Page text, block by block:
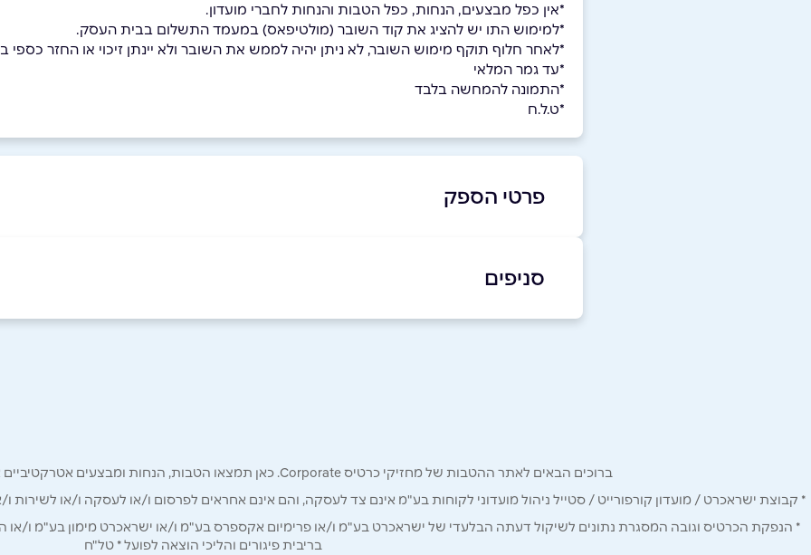
*אין כפל מבצעים, הנחות, כפל הטבות והנחות לחברי מועדון.
*למימוש התו יש להציג את קוד השובר (מולטיפאס) במעמד התשלום בבית העסק.
*לאחר חלוף תוקף מימוש השובר, לא ניתן יהיה לממש את השובר ולא יינתן זיכוי או החזר כספי
*עד גמר המלאי
*התמונה להמחשה בלבד
*ט.ל.ח
פרטי הספק
בפייסבוק
נושא*
אנא חזרו אלי בקשר ל...
סניפים
רחובות
ברוכים הבאים לאתר ההטבות של מחזיקי כרטיס Corporate. כאן תמצאו הטבות, הנחות ומבצעים אטרקטיביים אך ורק לכם מחזיקי כרטיס קורפורייט!
* קבוצת ישראכרט / מועדון קורפורייט / סטייל ניהול מועדוני לקוחות בע"מ אינם צד לעסקה, והם אינם אחראים לפרסום ו/או לעסקה ו/או לשירות
* הנפקת הכרטיס וגובה המסגרת נתונים לשיקול דעתה הבלעדי של ישראכרט בע"מ ו/או פרימיום אקספרס בע"מ ו/או ישראכרט מימון בע"מ ו/או
בריבית פיגורים והליכי הוצאה לפועל * טל"ח